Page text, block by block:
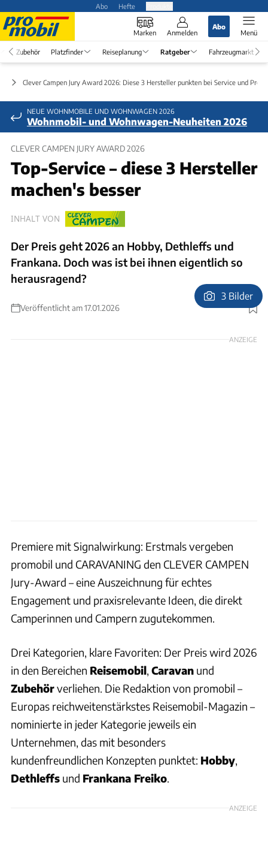
Abo Hefte
Marken Anmelden
Abo
Menü
Zubehör Platzfinder Reiseplanung Ratgeber Fahrzeugmarkt
Clever Campen Jury Award 2026: Diese 3 Hersteller punkten bei Service und Preis
NEUE WOHNMOBILE UND WOHNWAGEN 2026
Wohnmobil- und Wohnwagen-Neuheiten 2026
CLEVER CAMPEN JURY AWARD 2026
Top-Service – diese 3 Hersteller
machen's besser
INHALT VON
Der Preis geht 2026 an Hobby, Dethleffs und
Frankana. Doch was ist bei ihnen eigentlich so
herausragend?
Veröffentlicht am 17.01.2026
Foto: Andreas Becker
3 Bilder
ANZEIGE
Premiere mit Signalwirkung: Erstmals vergeben
promobil und CARAVANING den CLEVER CAMPEN
Jury-Award – eine Auszeichnung für echtes
Engagement und praxisrelevante Ideen, die direkt
Camperinnen und Campern zugutekommen.
Drei Kategorien, klare Favoriten: Der Preis wird 2026
in den Bereichen Reisemobil Caravan und
Zubehörverliehen. Die Redaktion von promobil –
Europas reichweitenstärkstes Reisemobil-Magazin –
nominierte in jeder Kategorie jeweils ein
Unternehmen, das mit besonders
kundenfreundlichen Konzepten punktet: Hobby
Dethleffs und Frankana Freiko
ANZEIGE